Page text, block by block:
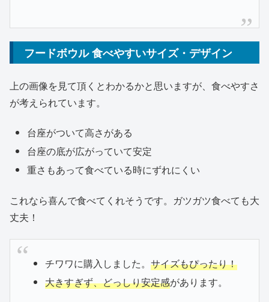
フードボウル 食べやすいサイズ・デザイン
上の画像を見て頂くとわかるかと思いますが、食べやすさ
が考えられています。
台座がついて高さがある
台座の底が広がっていて安定
重さもあって食べている時にずれにくい
これなら喜んで食べてくれそうです。ガツガツ食べても大
丈夫！
チワワに購入しました。 サイズもぴったり！
大きすぎず、どっしり安定感があります。